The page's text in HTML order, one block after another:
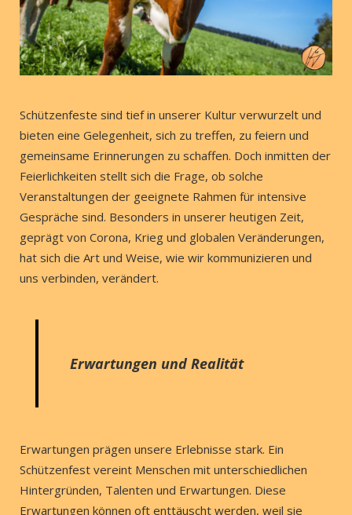
Schützenfeste sind tief in unserer Kultur verwurzelt und
bieten eine Gelegenheit, sich zu treffen, zu feiern und
gemeinsame Erinnerungen zu schaffen. Doch inmitten der
Feierlichkeiten stellt sich die Frage, ob solche
Veranstaltungen der geeignete Rahmen für intensive
Gespräche sind. Besonders in unserer heutigen Zeit,
geprägt von Corona, Krieg und globalen Veränderungen,
hat sich die Art und Weise, wie wir kommunizieren und
uns verbinden, verändert.
Erwartungen und Realität
Erwartungen prägen unsere Erlebnisse stark. Ein
Schützenfest vereint Menschen mit unterschiedlichen
Hintergründen, Talenten und Erwartungen. Diese
Erwartungen können oft enttäuscht werden, weil sie